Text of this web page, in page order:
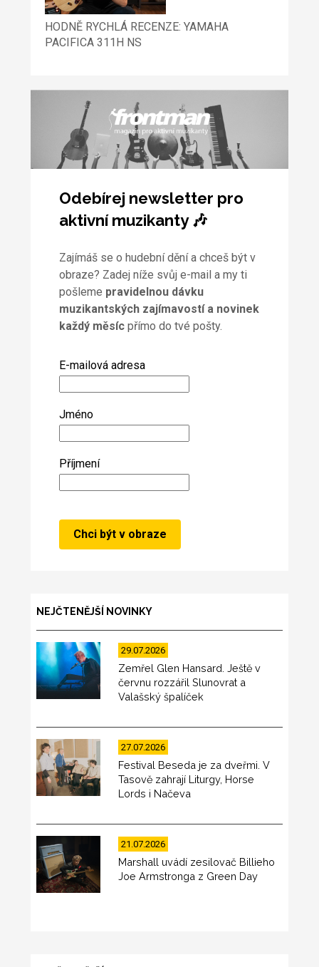
HODNĚ RYCHLÁ RECENZE: YAMAHA
PACIFICA 311H NS
Odebírej newsletter pro
aktivní muzikanty 🎶
Zajímáš se o hudební dění a chceš být v
obraze? Zadej níže svůj e-mail a my ti
pošleme pravidelnou dávku
muzikantských zajímavostí a novinek
každý měsícpřímo do tvé pošty.
E-mailová adresa
Jméno
Příjmení
NEJČTENĚJŠÍ NOVINKY
29.07.2026
Zemřel Glen Hansard. Ještě v
červnu rozzářil Slunovrat a
Valašský špalíček
27.07.2026
Festival Beseda je za dveřmi. V
Tasově zahrají Liturgy, Horse
Lords i Načeva
21.07.2026
Marshall uvádí zesilovač Billieho
Joe Armstronga z Green Day